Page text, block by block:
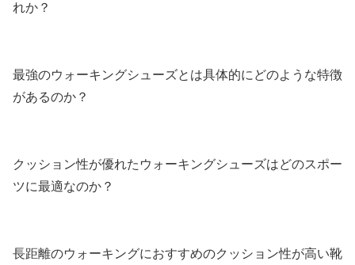
れか？
最強のウォーキングシューズとは具体的にどのような特徴
があるのか？
クッション性が優れたウォーキングシューズはどのスポー
ツに最適なのか？
長距離のウォーキングにおすすめのクッション性が高い靴